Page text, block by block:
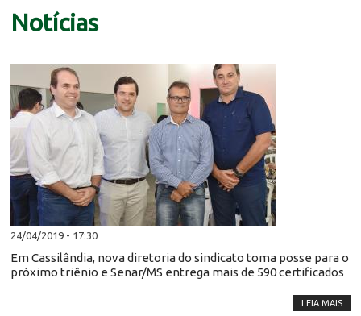
Notícias
24/04/2019 - 17:30
Em Cassilândia, nova diretoria do sindicato toma posse para o
próximo triênio e Senar/MS entrega mais de 590 certificados
LEIA MAIS